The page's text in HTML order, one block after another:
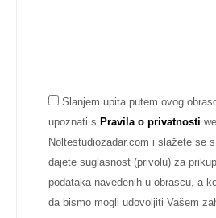
Slanjem upita putem ovog
upoznati s Pravila o privatnosti
Noltestudiozadar.com i slažete se
dajete suglasnost (privolu) za
podataka navedenih u obrascu, a
da bismo mogli udovoljiti Vašem